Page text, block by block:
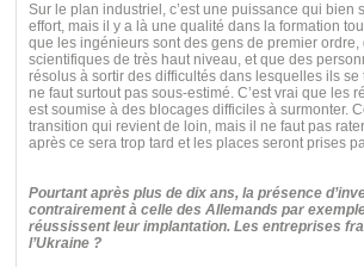
Sur le plan industriel, c’est une puissance qui
effort, mais il y a là une qualité dans la formation
que les ingénieurs sont des gens de premier ordre,
scientifiques de très haut niveau, et que des
résolus à sortir des difficultés dans lesquelles ils se
ne faut surtout pas sous-estimé. C’est vrai que
est soumise à des blocages difficiles à surmonter.
transition qui revient de loin, mais il ne faut pas
après ce sera trop tard et les places seront prises
Pourtant après plus de dix ans, la présence
contrairement à celle des Allemands par
réussissent leur implantation. Les entreprises
l’Ukraine ?